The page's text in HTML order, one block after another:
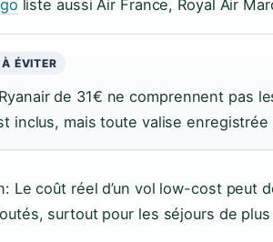
liste aussi Air France, Royal Air
À ÉVITER
de 31€ ne comprennent pas
inclus, mais toute valise
Le coût réel d’un vol low-cost peut
surtout pour les séjours de